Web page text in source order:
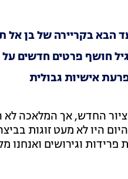
הבא בקריירה של בן אל
חושף פרטים חדשים על
אישיות גבולית
החדש, אך המלאכה לא
היו לא מעט זוגות
וגירושים ואנחנו